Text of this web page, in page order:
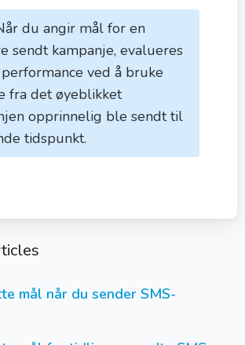
du angir mål for en
sendt kampanje, evalueres
ved å bruke
fra det øyeblikket
opprinnelig ble sendt til
tidspunkt.
mål når du sender SMS-